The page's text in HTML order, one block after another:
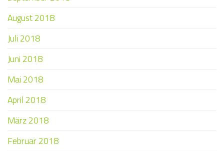
August 2018
Juli 2018
Juni 2018
Mai 2018
April 2018
März 2018
Februar 2018